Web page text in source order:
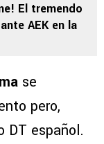
El tremendo
AEK en la
se
pero,
DT español.